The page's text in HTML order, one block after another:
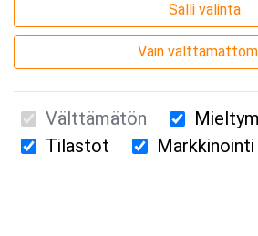
Suomen Ensiapukoulutus Oy /
Salli valinta
Vain
Välttämätön
Tilastot
Markkinointi